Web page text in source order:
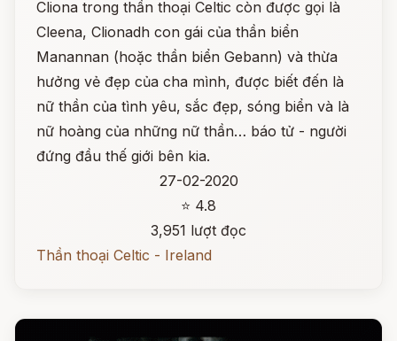
Cliona trong thần thoại Celtic còn được gọi là
Cleena, Clionadh con gái của thần biển
Manannan (hoặc thần biển Gebann) và thừa
hưởng vẻ đẹp của cha mình, được biết đến là
nữ thần của tình yêu, sắc đẹp, sóng biển và là
nữ hoàng của những nữ thần… báo tử - người
đứng đầu thế giới bên kia.
27-02-2020
⭐ 4.8
3,951 lượt đọc
Thần thoại Celtic - Ireland